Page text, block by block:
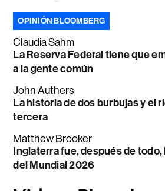
OPINIÓN BLOOMBERG
Claudia Sahm
La Reserva Federal tiene que
a la gente común
John Authers
La historia de dos burbujas y el
tercera
Matthew Brooker
Inglaterra fue, después de todo,
del Mundial 2026